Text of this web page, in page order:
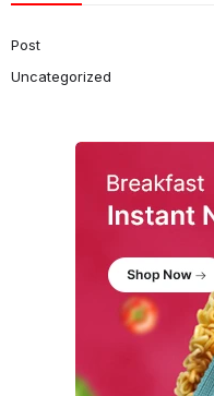
Post
Uncategorized